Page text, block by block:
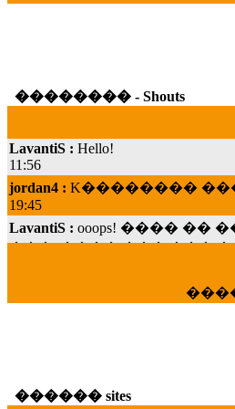
�������� - Shouts
11:56
jordan4 :
19:45
LavantiS :
���; ���� ��� ���
15:07
veronica :E���� 2012
������ sites